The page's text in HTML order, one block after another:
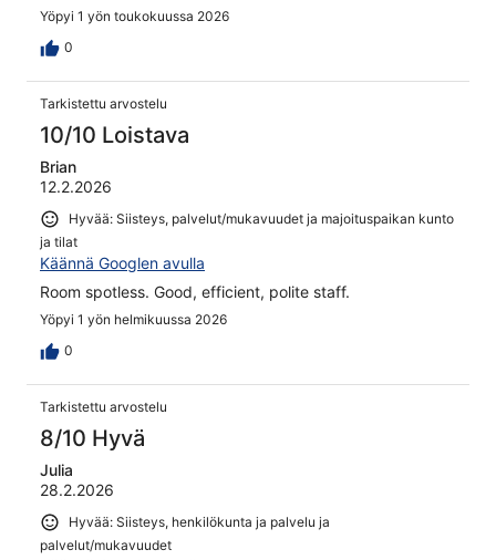
Yöpyi 1 yön toukokuussa 2026
0
Tarkistettu arvostelu
10/10 Loistava
Brian
12.2.2026
Hyvää: Siisteys, palvelut/mukavuudet ja majoituspaikan kunto
ja tilat
Käännä Googlen avulla
Room spotless. Good, efficient, polite staff.
Yöpyi 1 yön helmikuussa 2026
0
Tarkistettu arvostelu
8/10 Hyvä
Julia
28.2.2026
Hyvää: Siisteys, henkilökunta ja palvelu ja
palvelut/mukavuudet